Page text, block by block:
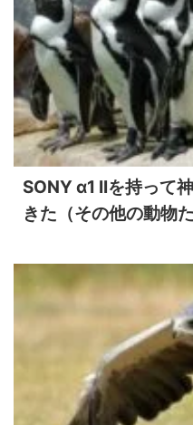
SONY α1 IIを持って
きた（その他の動物た